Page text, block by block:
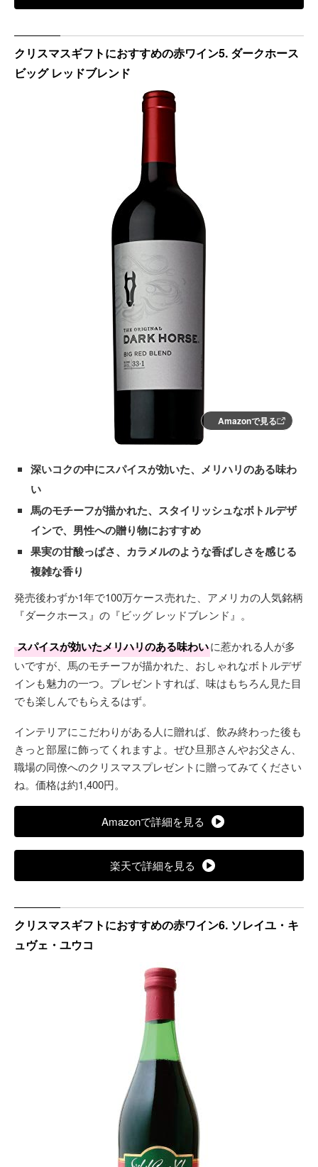
クリスマスギフトにおすすめの赤ワイン5. ダークホース
ビッグ レッドブレンド
Amazonで見る
深いコクの中にスパイスが効いた、メリハリのある味わ
い
馬のモチーフが描かれた、スタイリッシュなボトルデザ
インで、男性への贈り物におすすめ
果実の甘酸っぱさ、カラメルのような香ばしさを感じる
複雑な香り
発売後わずか1年で100万ケース売れた、アメリカの人気銘柄
『ダークホース』の『ビッグ レッドブレンド』。
スパイスが効いたメリハリのある味わいに惹かれる人が多
いですが、馬のモチーフが描かれた、おしゃれなボトルデザ
インも魅力の一つ。プレゼントすれば、味はもちろん見た目
でも楽しんでもらえるはず。
インテリアにこだわりがある人に贈れば、飲み終わった後も
きっと部屋に飾ってくれますよ。ぜひ旦那さんやお父さん、
職場の同僚へのクリスマスプレゼントに贈ってみてください
ね。価格は約1,400円。
Amazonで詳細を見る
楽天で詳細を見る
クリスマスギフトにおすすめの赤ワイン6. ソレイユ・キ
ュヴェ・ユウコ